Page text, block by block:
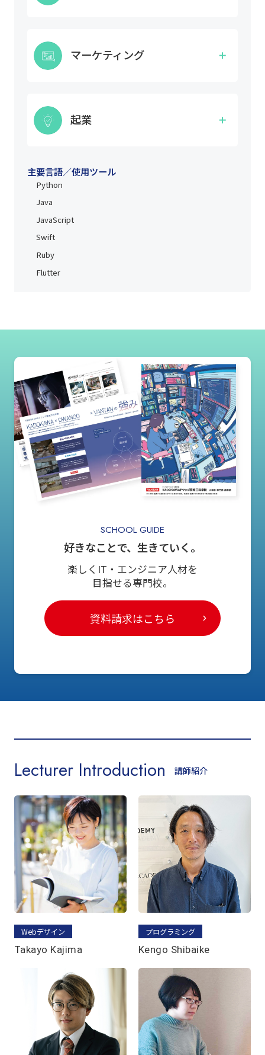
やアプリの開発をゴールに、リサーチ・企画・制
作・プレゼンテーションまでを行います。
マーケティング
レイ広告・SNS広告など幅広く学ぶことで効果的
なWeb広告のプランニングと運用ができるマーケ
ターを育成します。
起業
家/VCへのプレゼンテーションを行うだけでな
く、ノーコードを利用したベータ版開発まででき
る起業家として活躍できる人材の育成を行いま
す。
主要言語／使用ツール
Python
Java
JavaScript
Swift
Ruby
Flutter
SCHOOL GUIDE
好きなことで、生きていく。
楽しくIT・エンジニア人材を
目指せる専門校。
資料請求はこちら
Lecturer Introduction 講師紹介
Webデザイン
Takayo Kajima
プログラミング
Kengo Shibaike